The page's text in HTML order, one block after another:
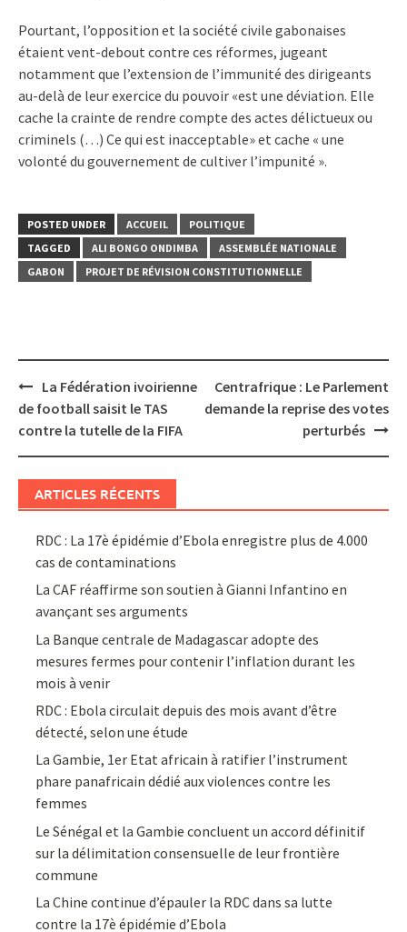
Pourtant, l’opposition et la société civile gabonaises
étaient vent-debout contre ces réformes, jugeant
notamment que l’extension de l’immunité des dirigeants
au-delà de leur exercice du pouvoir «est une déviation. Elle
cache la crainte de rendre compte des actes délictueux ou
criminels (…) Ce qui est inacceptable» et cache « une
volonté du gouvernement de cultiver l’impunité ».
POSTED UNDER ACCUEIL
POLITIQUE
TAGGED
ALI BONGO ONDIMBA
ASSEMBLÉE NATIONALE
GABON
PROJET DE RÉVISION CONSTITUTIONNELLE
Post
navigation
La Fédération ivoirienne
de football saisit le TAS
contre la tutelle de la FIFA
Centrafrique : Le Parlement
demande la reprise des votes
perturbés
ARTICLES RÉCENTS
RDC : La 17è épidémie d’Ebola enregistre plus de 4.000
cas de contaminations
La CAF réaffirme son soutien à Gianni Infantino en
avançant ses arguments
La Banque centrale de Madagascar adopte des
mesures fermes pour contenir l’inflation durant les
mois à venir
RDC : Ebola circulait depuis des mois avant d’être
détecté, selon une étude
La Gambie, 1er Etat africain à ratifier l’instrument
phare panafricain dédié aux violences contre les
femmes
Le Sénégal et la Gambie concluent un accord définitif
sur la délimitation consensuelle de leur frontière
commune
La Chine continue d’épauler la RDC dans sa lutte
contre la 17è épidémie d’Ebola